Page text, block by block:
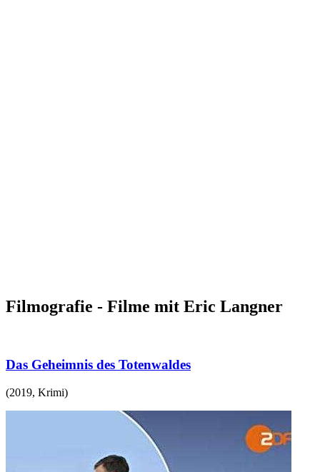
Filmografie - Filme mit Eric Langner
Das Geheimnis des Totenwaldes
(2019, Krimi)